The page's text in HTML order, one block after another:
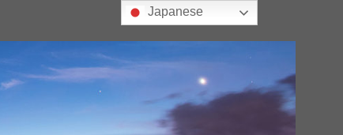
Japanese